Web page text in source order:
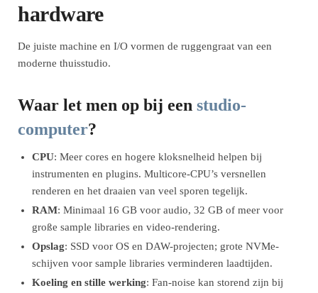
hardware
De juiste machine en I/O vormen de ruggengraat van een
moderne thuisstudio.
Waar let men op bij een studio-
computer?
CPU: Meer cores en hogere kloksnelheid helpen bij
instrumenten en plugins. Multicore-CPU’s versnellen
renderen en het draaien van veel sporen tegelijk.
RAM: Minimaal 16 GB voor audio, 32 GB of meer voor
große sample libraries en video-rendering.
Opslag: SSD voor OS en DAW-projecten; grote NVMe-
schijven voor sample libraries verminderen laadtijden.
Koeling en stille werking: Fan-noise kan storend zijn bij